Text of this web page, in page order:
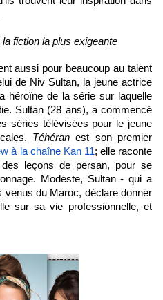
fiction la plus exigeante
aussi pour beaucoup au talent
de Niv Sultan, la jeune actrice
héroïne de la série sur laquelle
Sultan (28 ans), a commencé
séries télévisées pour le jeune
Téhéran est son premier
à la chaîne Kan 11; elle raconte
leçons de persan, pour se
Modeste, Sultan - qui a
venus du Maroc, déclare donner
sur sa vie professionnelle, et